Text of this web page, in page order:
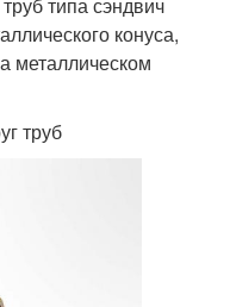
конуса,
металлическом
труб